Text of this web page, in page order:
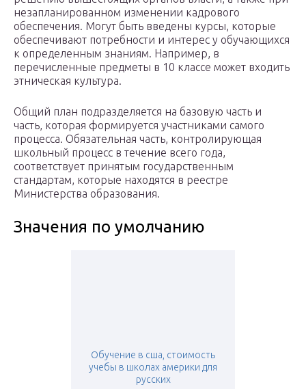
незапланированном изменении кадрового
обеспечения. Могут быть введены курсы, которые
обеспечивают потребности и интерес у обучающихся
к определенным знаниям. Например, в
перечисленные предметы в 10 классе может входить
этническая культура.
Общий план подразделяется на базовую часть и
часть, которая формируется участниками самого
процесса. Обязательная часть, контролирующая
школьный процесс в течение всего года,
соответствует принятым государственным
стандартам, которые находятся в реестре
Министерства образования.
Значения по умолчанию
Обучение в сша, стоимость
учебы в школах америки для
русских